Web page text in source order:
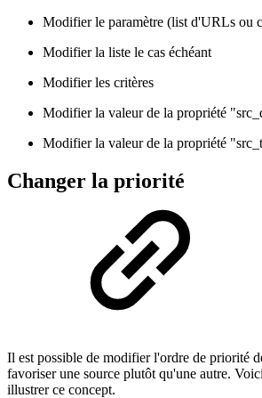
Modifier le paramètre (list d'URLs ou
Modifier la liste le cas échéant
Modifier les critères
Modifier la valeur de la propriété
Modifier la valeur de la propriété
Changer la priorité
Il est possible de modifier l'ordre de priorité
favoriser une source plutôt qu'une autre.
illustrer ce concept.